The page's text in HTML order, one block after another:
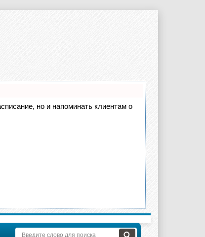
но и напоминать клиентам о